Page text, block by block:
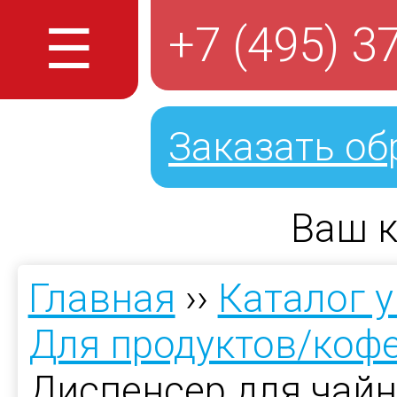
☰ +7 (495)
Заказать
Ваш
Главная ›› Каталог
Для продуктов/